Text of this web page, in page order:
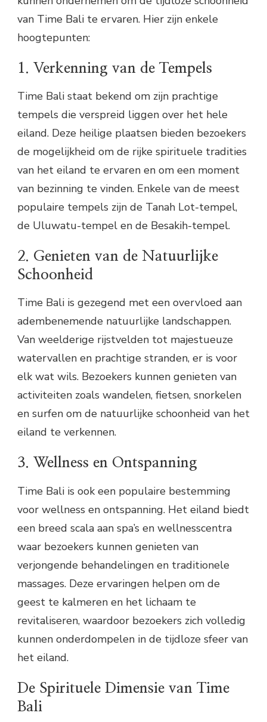
van Time Bali te ervaren. Hier zijn enkele
hoogtepunten:
1. Verkenning van de Tempels
Time Bali staat bekend om zijn prachtige
tempels die verspreid liggen over het hele
eiland. Deze heilige plaatsen bieden bezoekers
de mogelijkheid om de rijke spirituele tradities
van het eiland te ervaren en om een moment
van bezinning te vinden. Enkele van de meest
populaire tempels zijn de Tanah Lot-tempel,
de Uluwatu-tempel en de Besakih-tempel.
2. Genieten van de Natuurlijke
Schoonheid
Time Bali is gezegend met een overvloed aan
adembenemende natuurlijke landschappen.
Van weelderige rijstvelden tot majestueuze
watervallen en prachtige stranden, er is voor
elk wat wils. Bezoekers kunnen genieten van
activiteiten zoals wandelen, fietsen, snorkelen
en surfen om de natuurlijke schoonheid van het
eiland te verkennen.
3. Wellness en Ontspanning
Time Bali is ook een populaire bestemming
voor wellness en ontspanning. Het eiland biedt
een breed scala aan spa’s en wellnesscentra
waar bezoekers kunnen genieten van
verjongende behandelingen en traditionele
massages. Deze ervaringen helpen om de
geest te kalmeren en het lichaam te
revitaliseren, waardoor bezoekers zich volledig
kunnen onderdompelen in de tijdloze sfeer van
het eiland.
De Spirituele Dimensie van Time
Bali